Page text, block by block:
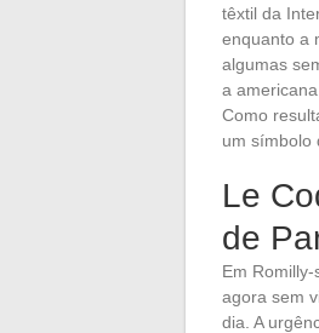
têxtil da
enquanto a
algumas
a
Como
um símbolo
Le
de
Em
agora sem
dia. A